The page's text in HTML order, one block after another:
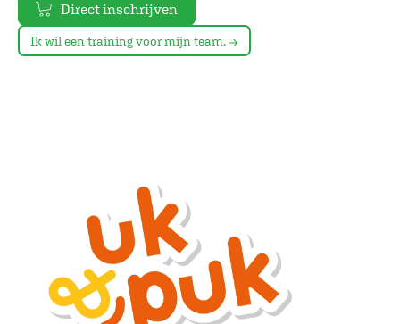
Direct inschrijven
Ik wil een training voor mijn team.